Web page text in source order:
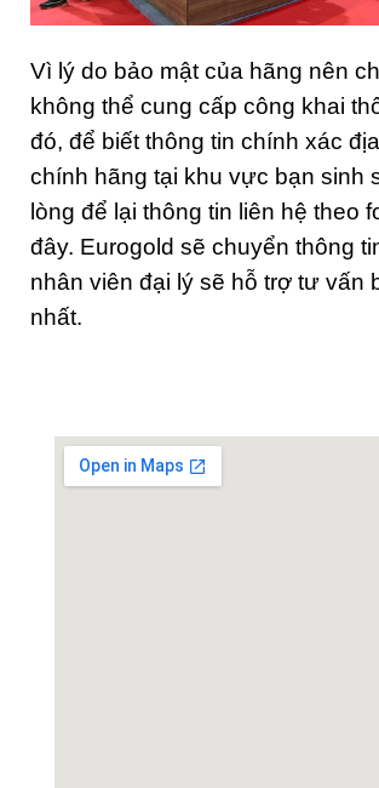
Vì lý do bảo mật của hãng nên
không thể cung cấp công khai
đó, để biết thông tin chính xác
chính hãng tại khu vực bạn sinh
lòng để lại thông tin liên hệ theo
đây. Eurogold sẽ chuyển thông
nhân viên đại lý sẽ hỗ trợ tư vấn
nhất.